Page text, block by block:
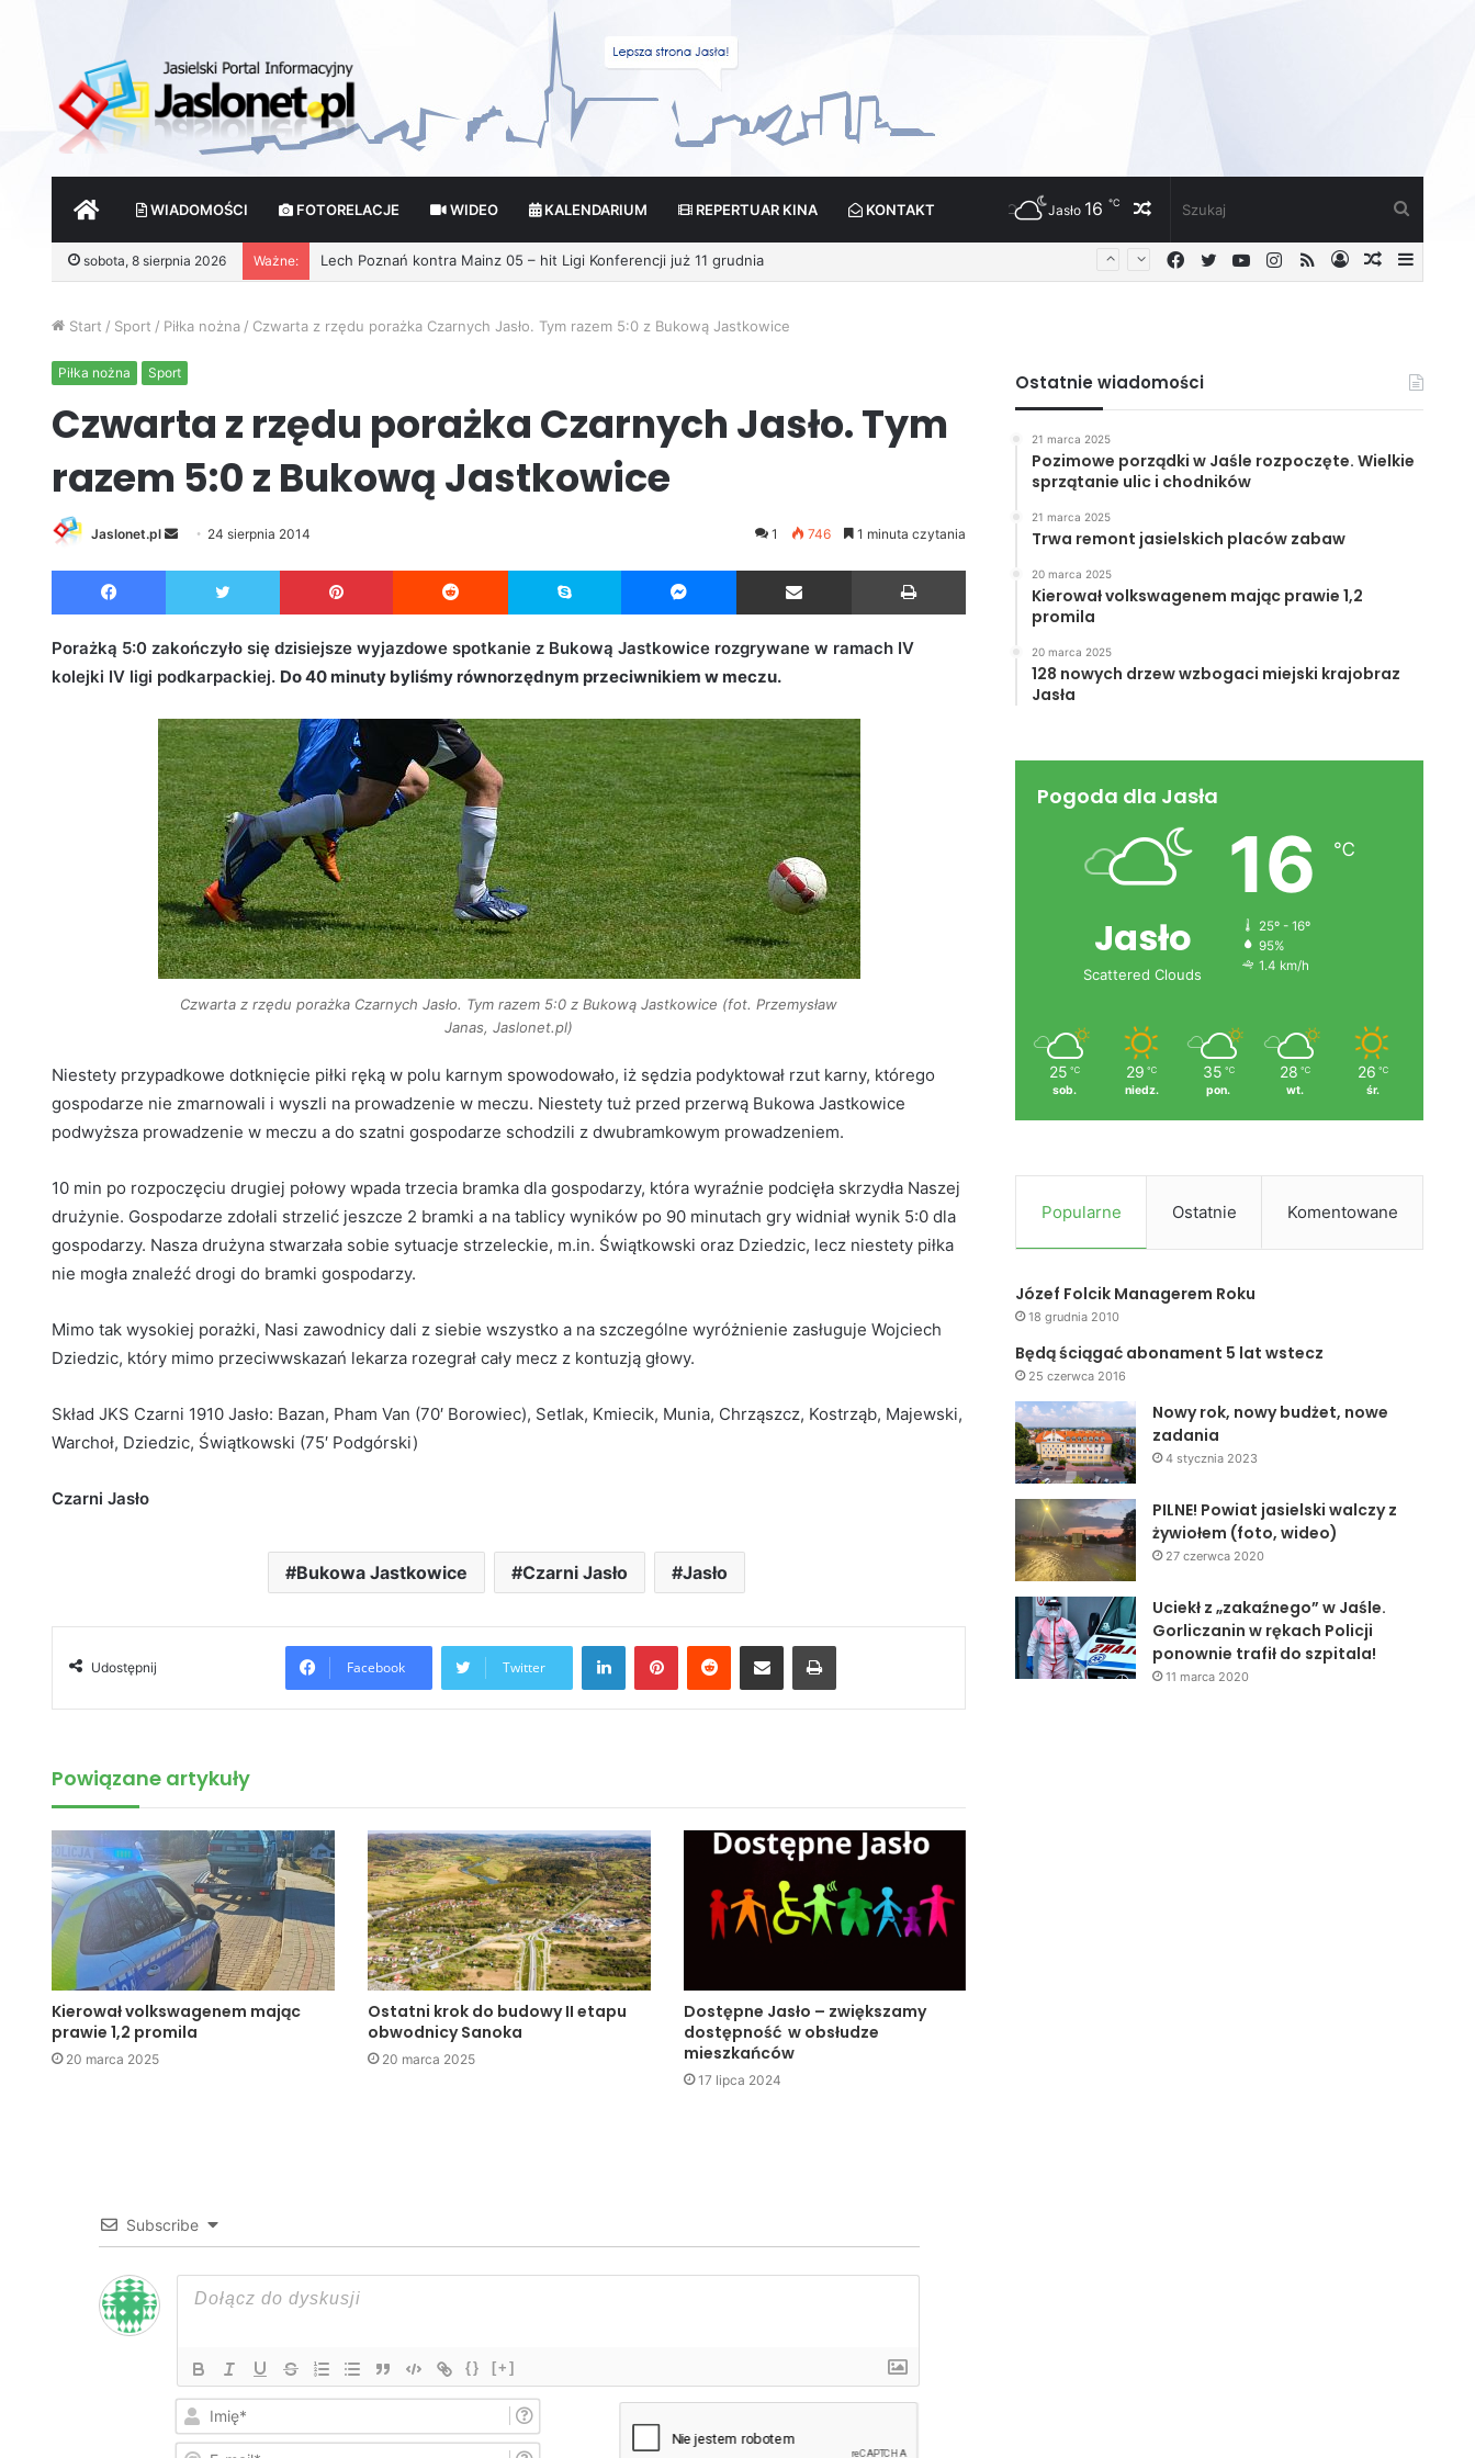
START WIADOMOŚCI FOTORELACJE WIDEO KALENDARIUM REPERTUAR KINA KONTAKT Losowy
artykuł
Jasło 16 ℃
sobota, 8 sierpnia 2026 Ważne:
Losowy
Zaloguj
RSS
Instagram
YouTube
Twitter
Facebook
Start / Sport / Piłka nożna / Czwarta z rzędu porażka Czarnych Jasło. Tym razem 5:0 z Bukową Jastkowice
Piłka nożna Sport
Czwarta z rzędu porażka Czarnych Jasło. Tym
razem 5:0 z Bukową Jastkowice
Jaslonet.pl
d
m
a
i
l
24 sierpnia 2014 1 746 1 minuta czytania
Facebook Twitter Pinterest Reddit Skype Messenger Udostępnij przez Email
Porażką 5:0 zakończyło się dzisiejsze wyjazdowe spotkanie z Bukową Jastkowice rozgrywane w ramach IV
kolejki IV ligi podkarpackiej. Do 40 minuty byliśmy równorzędnym przeciwnikiem w meczu.
Czwarta z rzędu porażka Czarnych Jasło. Tym razem 5:0 z Bukową Jastkowice (fot. Przemysław
Janas, Jaslonet.pl)
Niestety przypadkowe dotknięcie piłki ręką w polu karnym spowodowało, iż sędzia podyktował rzut karny, którego
gospodarze nie zmarnowali i wyszli na prowadzenie w meczu. Niestety tuż przed przerwą Bukowa Jastkowice
podwyższa prowadzenie w meczu a do szatni gospodarze schodzili z dwubramkowym prowadzeniem.
10 min po rozpoczęciu drugiej połowy wpada trzecia bramka dla gospodarzy, która wyraźnie podcięła skrzydła Naszej
drużynie. Gospodarze zdołali strzelić jeszcze 2 bramki a na tablicy wyników po 90 minutach gry widniał wynik 5:0 dla
gospodarzy. Nasza drużyna stwarzała sobie sytuacje strzeleckie, m.in. Świątkowski oraz Dziedzic, lecz niestety piłka
nie mogła znaleźć drogi do bramki gospodarzy.
Mimo tak wysokiej porażki, Nasi zawodnicy dali z siebie wszystko a na szczególne wyróżnienie zasługuje Wojciech
Dziedzic, który mimo przeciwwskazań lekarza rozegrał cały mecz z kontuzją głowy.
Skład JKS Czarni 1910 Jasło: Bazan, Pham Van (70′ Borowiec), Setlak, Kmiecik, Munia, Chrząszcz, Kostrząb, Majewski,
Warchoł, Dziedzic, Świątkowski (75′ Podgórski)
Czarni Jasło
Bukowa Jastkowice Czarni Jasło Jasło
Udostępnij Facebook Twitter
LinkedIn
Powiązane artykuły
Kierował volkswagenem mając
prawie 1,2 promila
20 marca 2025
Ostatni krok do budowy II etapu
obwodnicy Sanoka
20 marca 2025
Dostępne Jasło – zwiększamy
dostępność w obsłudze
mieszkańców
17 lipca 2024
Subscribe
{} [+]
i
Ostatnie wiadomości
21 marca 2025
Pozimowe porządki w Jaśle rozpoczęte. Wielkie
sprzątanie ulic i chodników
21 marca 2025
Trwa remont jasielskich placów zabaw
20 marca 2025
Kierował volkswagenem mając prawie 1,2
promila
20 marca 2025
128 nowych drzew wzbogaci miejski krajobraz
Jasła
Pogoda dla Jasła
Jasło
Scattered Clouds
16 ℃
25º - 16º
95%
1.4 km/h
25 ℃
sob.
29 ℃
niedz.
35 ℃
pon.
28 ℃
wt.
26 ℃
śr.
Popularne Ostatnie Komentowane
Józef Folcik Managerem Roku
18 grudnia 2010
Będą ściągać abonament 5 lat wstecz
25 czerwca 2016
Nowy rok, nowy budżet, nowe
zadania
4 stycznia 2023
PILNE! Powiat jasielski walczy z
żywiołem (foto, wideo)
27 czerwca 2020
Uciekł z „zakaźnego” w Jaśle.
Gorliczanin w rękach Policji
ponownie trafił do szpitala!
11 marca 2020